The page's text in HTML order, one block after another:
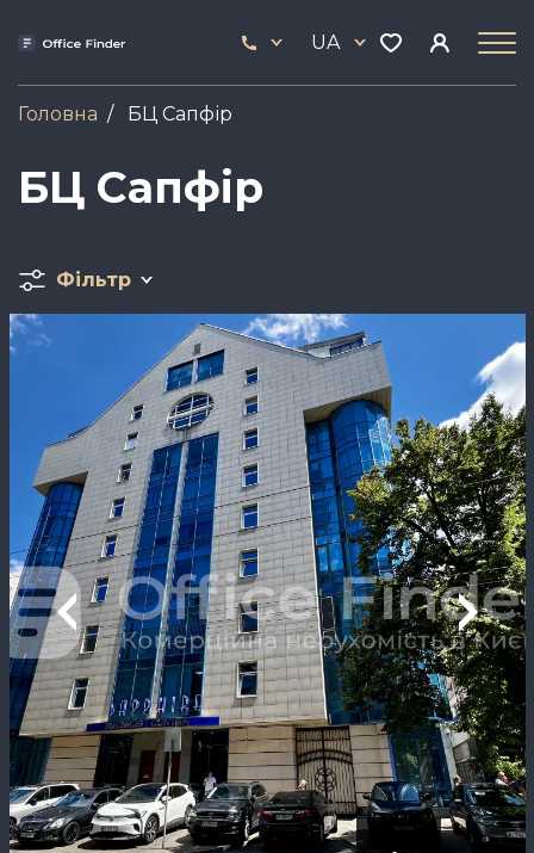
17
UA
Головна БЦ Сапфір
БЦ Сапфір
Фільтр
Зображення